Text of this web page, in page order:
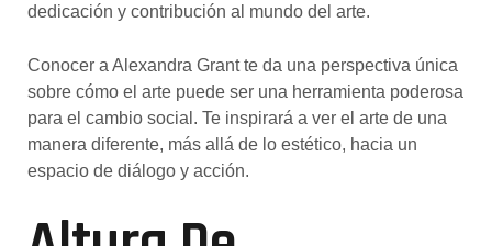
dedicación y contribución al mundo del arte.
Conocer a Alexandra Grant te da una perspectiva única
sobre cómo el arte puede ser una herramienta poderosa
para el cambio social. Te inspirará a ver el arte de una
manera diferente, más allá de lo estético, hacia un
espacio de diálogo y acción.